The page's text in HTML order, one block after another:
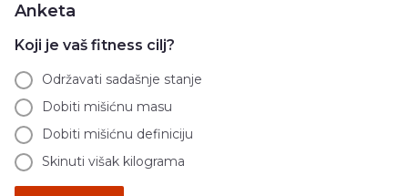
Anketa
Koji je vaš fitness cilj?
Održavati sadašnje stanje
Dobiti mišićnu masu
Dobiti mišićnu definiciju
Skinuti višak kilograma